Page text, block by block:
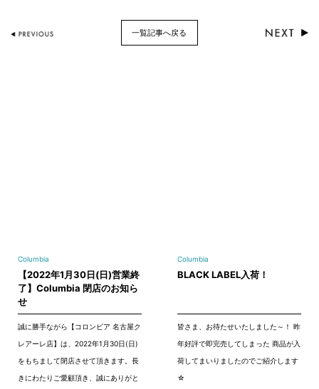
一覧記事へ戻る
Columbia
【2022年1月30日(日)営業終
了】Columbia 閉店のお知ら
せ
誠に勝手ながら【コロンビア 名古屋ク
レアーレ店】は、2022年1月30日(日)
をもちまして閉店させて頂きます。長
きにわたりご愛顧頂き、誠にありがと
Columbia
BLACK LABEL入荷！
皆さま、お待たせいたしました～！ 昨
年好評で即完売してしまった 商品が入
荷してまいりましたのでご紹介します
☆